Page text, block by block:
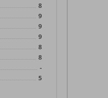
8
9
9
9
8
8
-
5